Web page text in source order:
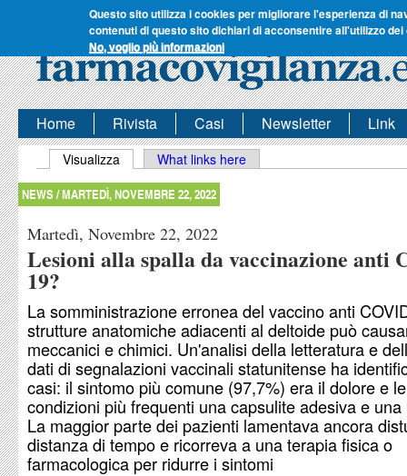
Questo sito utilizza i cookies per migliorare l'esperienza di
contenuti di questo sito dichiari di acconsentire all'utilizzo dei
No, voglio più informazioni
Home Rivista Casi Newsletter Link
Schede primarie
Visualizza (scheda attiva)
What links here
NEWS /MARTEDÌ, NOVEMBRE 22, 2022
Martedì, Novembre 22, 2022
Lesioni alla spalla da vaccinazione anti
19?
La somministrazione erronea del vaccino anti
strutture anatomiche adiacenti al deltoide può
meccanici e chimici. Un'analisi della letteratura e
dati di segnalazioni vaccinali statunitense ha
casi: il sintomo più comune (97,7%) era il dolore e le
condizioni più frequenti una capsulite adesiva e una
La maggior parte dei pazienti lamentava ancora
distanza di tempo e ricorreva a una terapia fisica o
farmacologica per ridurre i sintomi